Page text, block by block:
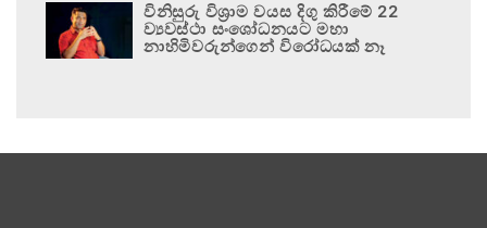
විනිසුරු විශ්‍රාම වයස දිගු කිරීමේ 22
ව්‍යවස්ථා සංශෝධනයට මහා
නාහිමිවරුන්ගෙන් විරෝධයක් නෑ